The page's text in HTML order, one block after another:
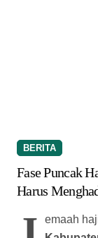
luput dari
boleh
dan cuaca